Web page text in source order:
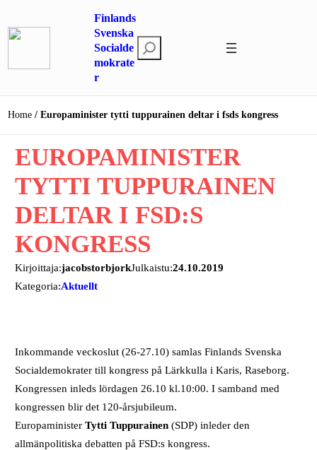
till
Finlands
Svenska
Socialde
mokrate
r
ö
Home Europaminister tytti tuppurainen deltar i fsds kongress
EUROPAMINISTER
TYTTI TUPPURAINEN
DELTAR I FSD:S
KONGRESS
Kirjoittaja:jacobstorbjorkJulkaistu:24.10.2019
Kategoria:Aktuellt
Inkommande veckoslut (26-27.10) samlas Finlands Svenska
Socialdemokrater till kongress på Lärkkulla i Karis, Raseborg.
Kongressen inleds lördagen 26.10 kl.10:00. I samband med
kongressen blir det 120-årsjubileum.
EuropaministerTytti Tuppurainen (SDP) inleder den
allmänpolitiska debatten på FSD:s kongress.